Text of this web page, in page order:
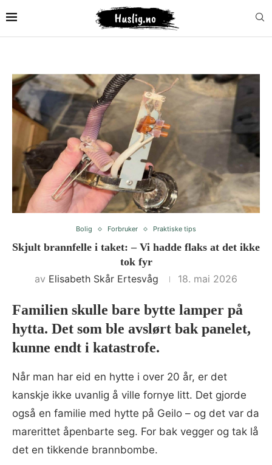
Bolig Forbruker Praktiske tips
Skjult brannfelle i taket: – Vi hadde flaks at det ikke
tok fyr
av Elisabeth Skår Ertesvåg 18. mai 2026
Familien skulle bare bytte lamper på
hytta. Det som ble avslørt bak panelet,
kunne endt i katastrofe.
Når man har eid en hytte i over 20 år, er det
kanskje ikke uvanlig å ville fornye litt. Det gjorde
også en familie med hytte på Geilo – og det var da
marerittet åpenbarte seg. For bak vegger og tak lå
det en tikkende brannbombe.